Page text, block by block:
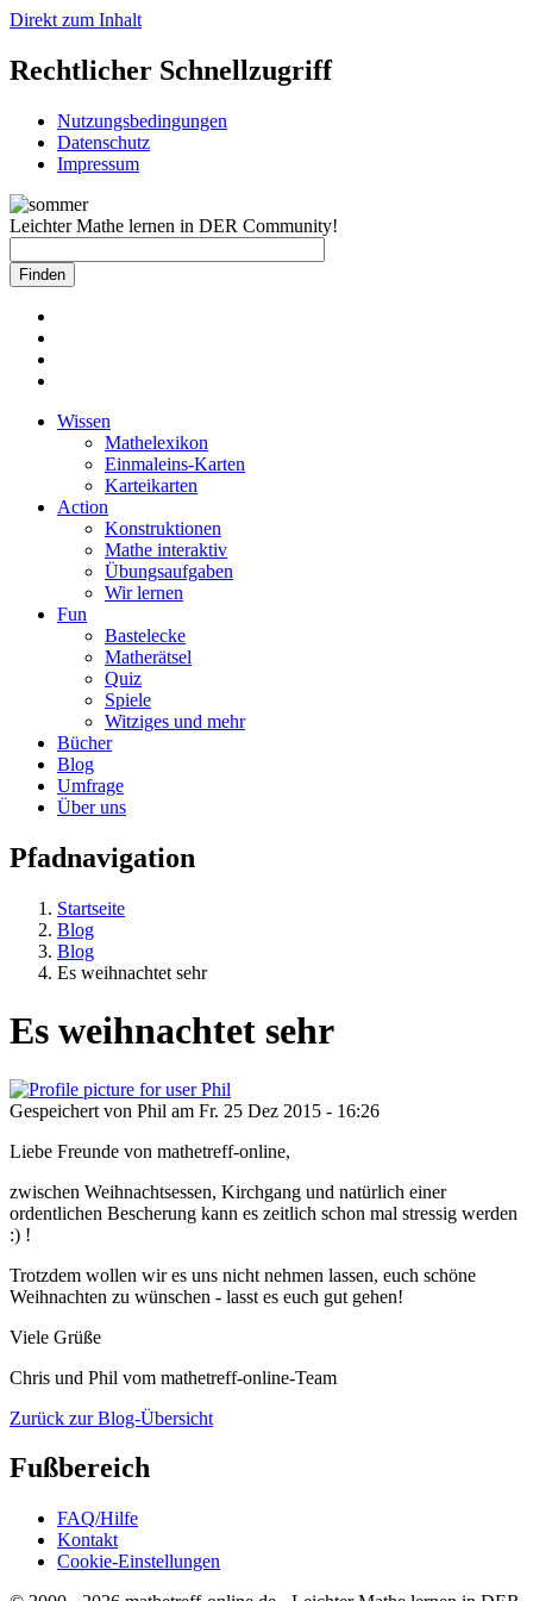
Direkt zum Inhalt
Rechtlicher Schnellzugriff
Nutzungsbedingungen
Datenschutz
Impressum
Leichter Mathe lernen in DER Community!
Wissen
Mathelexikon
Einmaleins-Karten
Karteikarten
Action
Konstruktionen
Mathe interaktiv
Übungsaufgaben
Wir lernen
Fun
Bastelecke
Matherätsel
Quiz
Spiele
Witziges und mehr
Bücher
Blog
Umfrage
Über uns
Pfadnavigation
Startseite
Blog
Blog
Es weihnachtet sehr
Es weihnachtet sehr
Gespeichert von Phil am Fr. 25 Dez 2015 - 16:26
Liebe Freunde von mathetreff-online,
zwischen Weihnachtsessen, Kirchgang und natürlich einer
ordentlichen Bescherung kann es zeitlich schon mal stressig werden
:) !
Trotzdem wollen wir es uns nicht nehmen lassen, euch schöne
Weihnachten zu wünschen - lasst es euch gut gehen!
Viele Grüße
Chris und Phil vom mathetreff-online-Team
Zurück zur Blog-Übersicht
Fußbereich
FAQ/Hilfe
Kontakt
Cookie-Einstellungen